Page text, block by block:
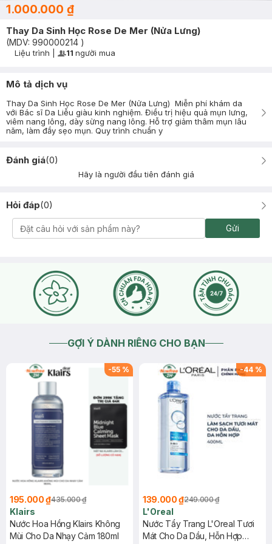
1.000.000 ₫
Thay Da Sinh Học Rose De Mer (Nửa Lưng)
(MDV: 990000214 )
Timer Gray Icon
Liệu trình User Product Icon
11 người mua
Mô tả dịch vụ
Thay Da Sinh Học Rose De Mer (Nửa Lưng) Miễn phí khám da
với Bác sĩ Da Liễu giàu kinh nghiệm. Điều trị hiệu quả mụn lưng,
viêm nang lông, dày sừng nang lông. Hỗ trợ giảm thâm mụn lâu
năm, làm đầy sẹo mụn. Quy trình chuẩn y
Đánh giá(0)
Hãy là người đầu tiên đánh giá
Hỏi đáp(0)
Gửi
GỢI Ý DÀNH RIÊNG CHO BẠN
-55 %
195.000 ₫435.000 ₫
Klairs
Nước Hoa Hồng Klairs Không
Mùi Cho Da Nhạy Cảm 180ml
-44 %
139.000 ₫249.000 ₫
L'Oreal
Nước Tẩy Trang L'Oreal Tươi
Mát Cho Da Dầu, Hỗn Hợp